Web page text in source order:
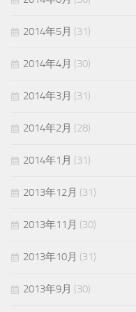
2014年5月 (31)
2014年4月 (30)
2014年3月 (31)
2014年2月 (28)
2014年1月 (31)
2013年12月 (31)
2013年11月 (30)
2013年10月 (31)
2013年9月 (30)